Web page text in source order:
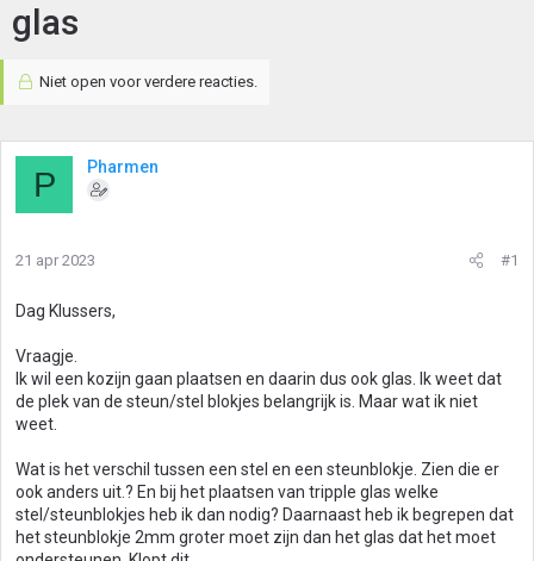
glas
Niet open voor verdere reacties.
P Pharmen
21 apr 2023 #1
Dag Klussers,
Vraagje.
Ik wil een kozijn gaan plaatsen en daarin dus ook glas. Ik weet dat
de plek van de steun/stel blokjes belangrijk is. Maar wat ik niet
weet.
Wat is het verschil tussen een stel en een steunblokje. Zien die er
ook anders uit.? En bij het plaatsen van tripple glas welke
stel/steunblokjes heb ik dan nodig? Daarnaast heb ik begrepen dat
het steunblokje 2mm groter moet zijn dan het glas dat het moet